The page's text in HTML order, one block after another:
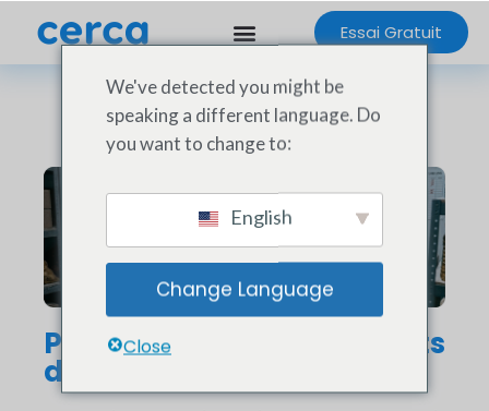
Essai Gratuit
Pourquoi auditer ses points
de vente change tout ?
We've detected you might be
speaking a different language. Do
you want to change to:
English
Change Language
Close